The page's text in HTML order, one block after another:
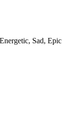
Sad, Epic